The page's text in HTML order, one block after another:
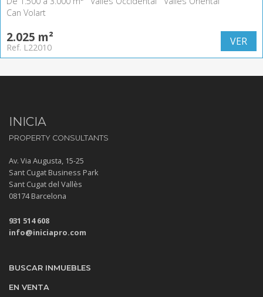
Can Volart
2.025 m²
Ref. L22010 VER
INICIA
PROPERTY CONSULTANTS
Av. Via Augusta, 15-25
Sant Cugat Business Park
Sant Cugat del Vallès
08174 Barcelona
931 514 608
info@iniciapro.com
BUSCAR INMUEBLES
EN VENTA